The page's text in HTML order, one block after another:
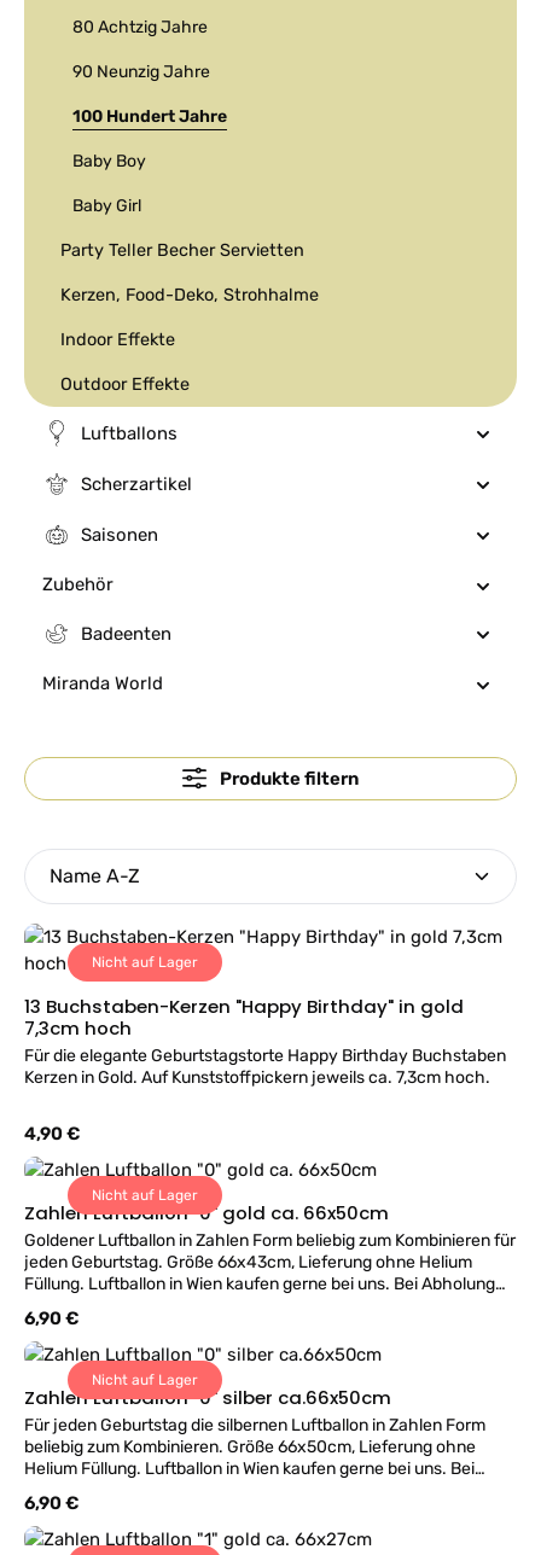
80 Achtzig Jahre
90 Neunzig Jahre
100 Hundert Jahre
Baby Boy
Baby Girl
Party Teller Becher Servietten
Kerzen, Food-Deko, Strohhalme
Indoor Effekte
Outdoor Effekte
Luftballons
Scherzartikel
Saisonen
Zubehör
Badeenten
Miranda World
Produkte filtern
Nicht auf Lager
13 Buchstaben-Kerzen "Happy Birthday" in gold
7,3cm hoch
Für die elegante Geburtstagstorte Happy Birthday Buchstaben
Kerzen in Gold. Auf Kunststoffpickern jeweils ca. 7,3cm hoch.
Regulärer Preis:
4,90 €
Nicht auf Lager
Zahlen Luftballon "0" gold ca. 66x50cm
Goldener Luftballon in Zahlen Form beliebig zum Kombinieren für
jeden Geburtstag. Größe 66x43cm, Lieferung ohne Helium
Füllung. Luftballon in Wien kaufen gerne bei uns. Bei Abholung
Regulärer Preis:
6,90 €
Nicht auf Lager
Zahlen Luftballon "0" silber ca.66x50cm
Für jeden Geburtstag die silbernen Luftballon in Zahlen Form
beliebig zum Kombinieren. Größe 66x50cm, Lieferung ohne
Helium Füllung. Luftballon in Wien kaufen gerne bei uns. Bei
Regulärer Preis:
6,90 €